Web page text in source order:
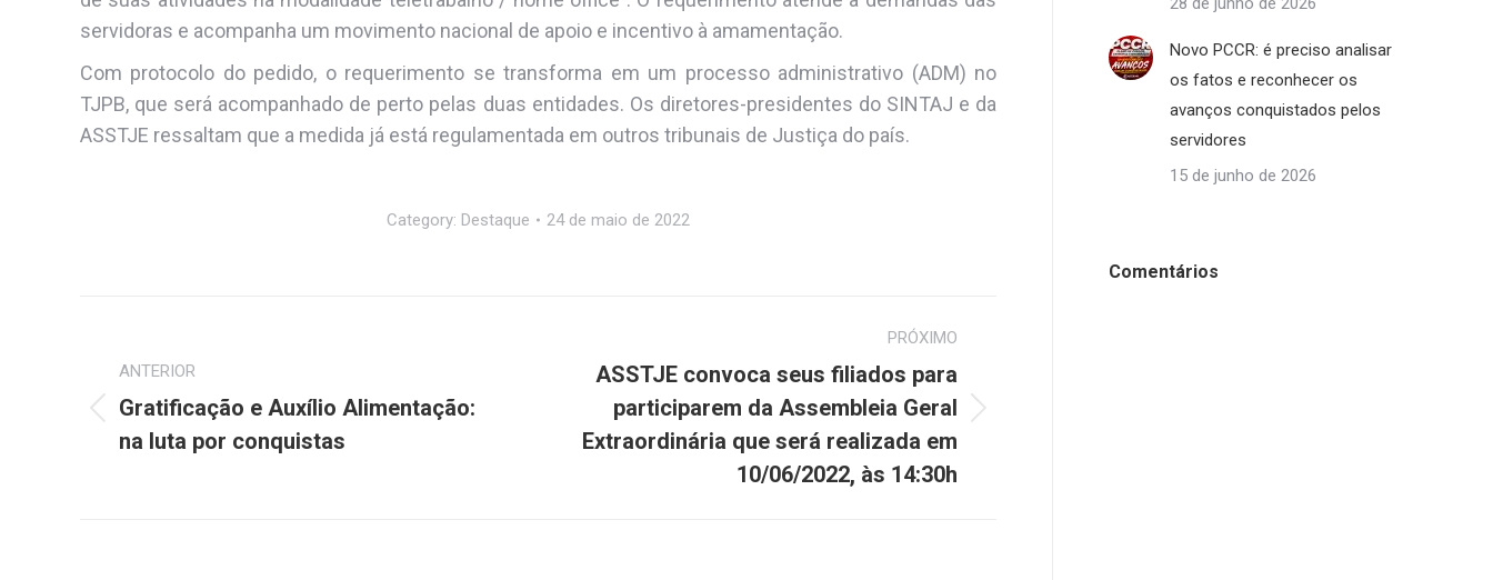
servidoras e acompanha um movimento nacional de apoio e incentivo à amamentação.
Com protocolo do pedido, o requerimento se transforma em um processo administrativo (ADM) no
TJPB, que será acompanhado de perto pelas duas entidades. Os diretores-presidentes do SINTAJ e da
ASSTJE ressaltam que a medida já está regulamentada em outros tribunais de Justiça do país.
Category: Destaque 24 de maio de 2022
de
post:
ANTERIOR
Post
anterior:
Gratificação e Auxílio Alimentação:
na luta por conquistas
PRÓXIMO
Próximo
post:
ASSTJE convoca seus filiados para
participarem da Assembleia Geral
Extraordinária que será realizada em
10/06/2022, às 14:30h
Novo PCCR: é preciso analisar
os fatos e reconhecer os
avanços conquistados pelos
servidores
15 de junho de 2026
Comentários